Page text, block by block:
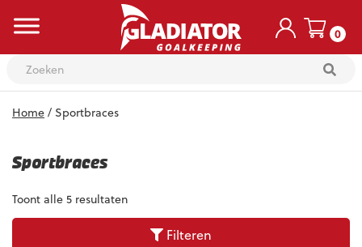
0
Home/ Sportbraces
Sportbraces
Toont alle 5 resultaten
Filteren